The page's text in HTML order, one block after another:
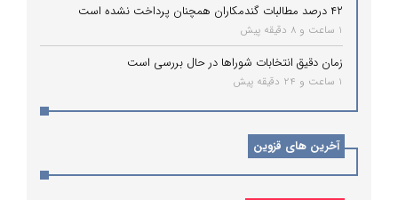
۴۲ درصد مطالبات گندمکاران همچنان پرداخت نشده است
1 ساعت و 8 دقیقه پیش
زمان دقیق انتخابات شوراها در حال بررسی است
1 ساعت و 24 دقیقه پیش
آخرین های قزوین